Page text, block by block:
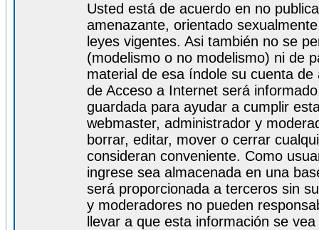
Usted está de acuerdo en no
amenazante, orientado
leyes vigentes. Asi también no se
(modelismo o no modelismo) ni de
material de esa índole su cuenta
de Acceso a Internet será
guardada para ayudar a cumplir
webmaster, administrador y
borrar, editar, mover o cerrar
consideran conveniente. Como
ingrese sea almacenada en una
será proporcionada a terceros sin
y moderadores no pueden
llevar a que esta información se